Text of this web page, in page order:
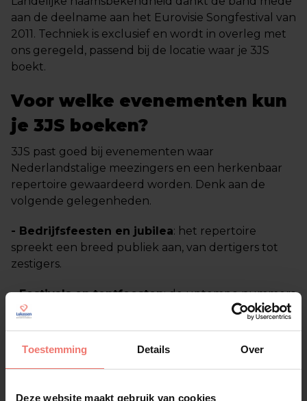
Toestemming Details Over
Deze website maakt gebruik van cookies
aan de deelname aan het Eurovisie Songfestival van
2011. Techniek is exclusief en wordt in overleg met
ons geregeld, passend bij de locatie waar je 3JS
boekt.
Voor welke evenementen kun
je 3JS boeken?
3JS past goed bij evenementen waar
Nederlandstalige meezingers en een herkenbaar
repertoire gewaardeerd worden. Denk aan de
volgende gelegenheden.
- Bedrijfsfeesten en jubilea: het repertoire
spreekt een breed publiek aan, van dertigers tot
zestigers.
- Festivals en tentfeesten: de uptempo nummers
zoals Net Alsof zorgen voor een meezingmoment
- Theatervoorstellingen en besloten optredens
dankzij de ervaring met de akoestische tour